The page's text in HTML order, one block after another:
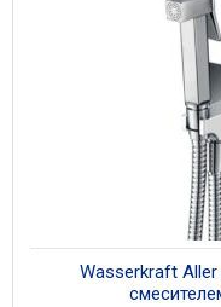
Wasserkraft Aller